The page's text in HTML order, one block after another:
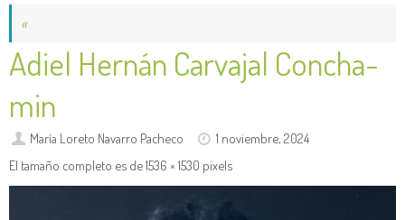
«
Adiel Hernán Carvajal Concha-
min
María Loreto Navarro Pacheco
1 noviembre, 2024
El tamaño completo es de1536 × 1530 pixels